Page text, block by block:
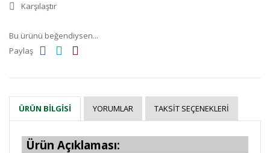
Karşılaştır
Bu ürünü beğendiysen...
Paylaş
ÜRÜN BILGISI YORUMLAR TAKSIT SEÇENEKLERI
Ürün Açıklaması: